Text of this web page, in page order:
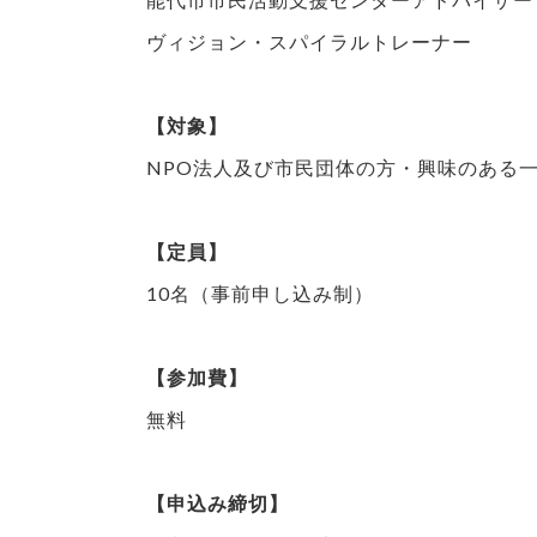
ヴィジョン・スパイラルトレーナー
【対象】
NPO法人及び市民団体の方・興味のある
【定員】
10名（事前申し込み制）
【参加費】
無料
【申込み締切】